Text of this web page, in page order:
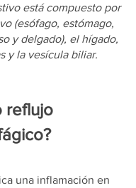
está compuesto por
(esófago, estómago,
y delgado), el hígado,
y la vesícula biliar.
reflujo
una inflamación en